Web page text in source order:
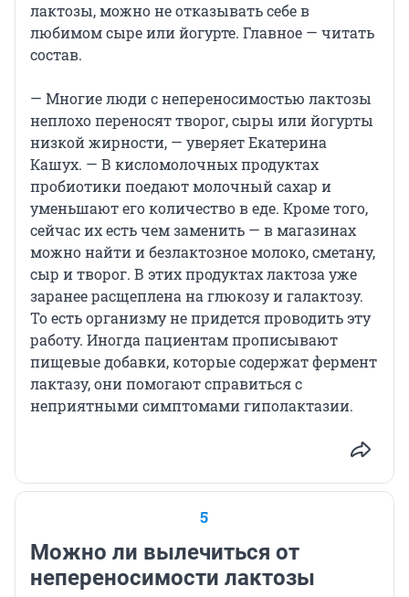
лактозы, можно не отказывать себе в
любимом сыре или йогурте. Главное — читать
состав.
— Многие люди с непереносимостью лактозы
неплохо переносят творог, сыры или йогурты
низкой жирности, — уверяет Екатерина
Кашух. — В кисломолочных продуктах
пробиотики поедают молочный сахар и
уменьшают его количество в еде. Кроме того,
сейчас их есть чем заменить — в магазинах
можно найти и безлактозное молоко, сметану,
сыр и творог. В этих продуктах лактоза уже
заранее расщеплена на глюкозу и галактозу.
То есть организму не придется проводить эту
работу. Иногда пациентам прописывают
пищевые добавки, которые содержат фермент
лактазу, они помогают справиться с
неприятными симптомами гиполактазии.
5
Можно ли вылечиться от
непереносимости лактозы